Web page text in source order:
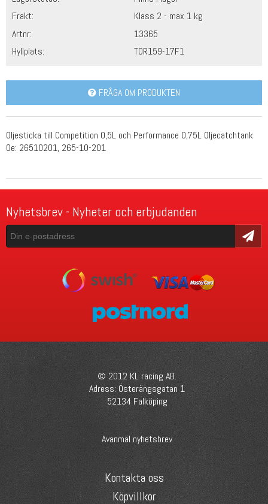
Frakt:
Klass 2 - max 1 kg
Artnr:
13365
Hyllplats:
TOR159-17F1
FRÅGA OM PRODUKTEN
Oljesticka till Competition 0,5L och Performance 0,75L Oljecatchtank
Oe: 26510201, 265-10-201
Nyhetsbrev - Nyheter och erbjudanden
Skicka
© 2012 KL racing AB.
Adress: Österängsgatan 1
52134 Falköping
Avanmäl nyhetsbrev
Kontakta oss
Köpvillkor